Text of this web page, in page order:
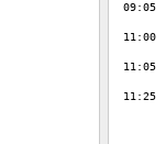
09:05
11:00
11:05
11:25